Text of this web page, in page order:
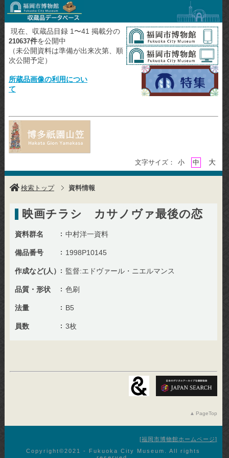
現在、収蔵品目録 1〜41 掲載分の
210637件を公開中
（未公開資料は準備が出来次第、順
次公開予定）
所蔵品画像の利用につい
て
文字サイズ： 小 中 大
検索トップ 資料情報
映画チラシ カサノヴァ最後の恋
資料群名 中村洋一資料
備品番号 1998P10145
作成など(人） 監督:エドヴァール・ニエルマンス
品質・形状 色刷
法量 B5
員数 3枚
PageTop
福岡市博物館ホームページ
Copyright©︎2021 - Fukuoka City Museum. All rights